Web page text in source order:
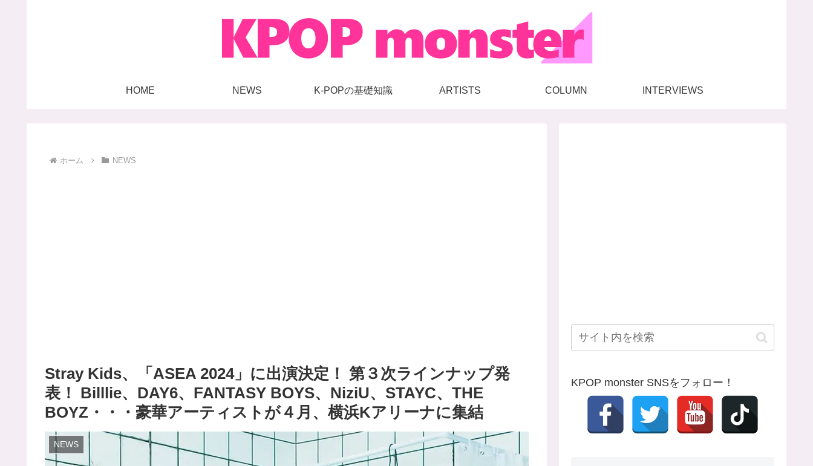
HOME NEWS K-POPの基礎知識 ARTISTS COLUMN INTERVIEWS
ホーム NEWS
Stray Kids、「ASEA 2024」に出演決定！ 第３次ラインナップ発
表！ Billlie、DAY6、FANTASY BOYS、NiziU、STAYC、THE
BOYZ・・・豪華アーティストが４月、横浜Kアリーナに集結
NEWS
KPOP monster SNSをフォロー！